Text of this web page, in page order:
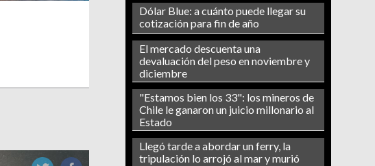
Dólar Blue: a cuánto puede llegar su
cotización para fin de año
El mercado descuenta una
devaluación del peso en noviembre y
diciembre
"Estamos bien los 33": los mineros de
Chile le ganaron un juicio millonario al
Estado
Llegó tarde a abordar un ferry, la
tripulación lo arrojó al mar y murió